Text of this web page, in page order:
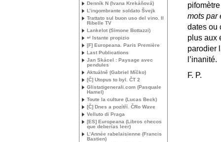
mots par
dates ou
plus aux
parodier
l’inanité.
F. P.
Denník N (Ivana Krekáňová)
L’ingombrante soldato Švejk
Trattato sul buon uso del vino. Il
Ribelle TV
Lankelot (Simone Bottazzi)
↵ Istante propizio
[F] Europeana. Paris Première
Last Publications
Jan Skácel : Paysage avec
pendules
Aktuálně (Gabriel Míčko)
[Č] Utopus to byl. ČT 2
Glistatigenerali.com (Pasquale
Hamel)
Toute la culture (Lucas Beck)
[Č] Dnes a pozítří. ČRo Wave
Velluto di Praga
[ES] Europeana (Libros checos
que deberías leer)
L’Année rabelaisienne (Francis
Bastien)